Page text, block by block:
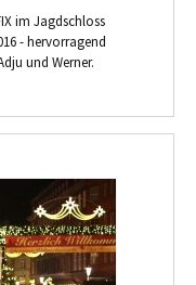
im Jagdschloss
- hervorragend
und Werner.